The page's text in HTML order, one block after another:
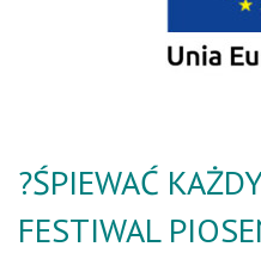
?ŚPIEWAĆ
FESTIWAL